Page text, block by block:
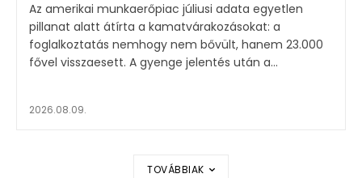
Az amerikai munkaerőpiac júliusi adata egyetlen
pillanat alatt átírta a kamatvárakozásokat: a
foglalkoztatás nemhogy nem bővült, hanem 23.000
fővel visszaesett. A gyenge jelentés után a...
2026.08.09.
TOVÁBBIAK